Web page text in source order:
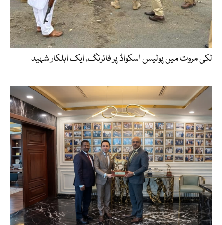
لکی مروت میں پولیس اسکواڈ پر فائرنگ، ایک اہلکار شہید